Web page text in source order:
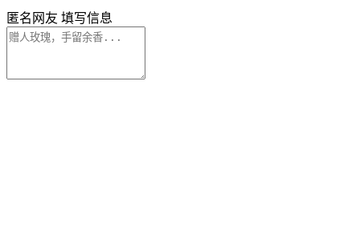
匿名网友 填写信息